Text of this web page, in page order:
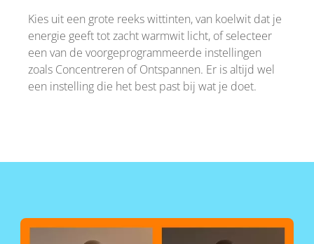
Kies uit een grote reeks wittinten, van koelwit dat je
energie geeft tot zacht warmwit licht, of selecteer
een van de voorgeprogrammeerde instellingen
zoals Concentreren of Ontspannen. Er is altijd wel
een instelling die het best past bij wat je doet.